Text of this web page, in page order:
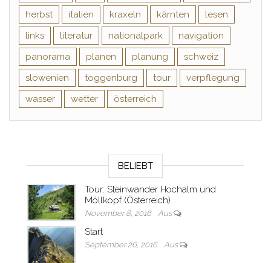
herbst
italien kraxeln kärnten
lesen
links
literatur nationalpark
navigation
panorama
planen planung
schweiz
slowenien
toggenburg tour
verpflegung
wasser
wetter österreich
BELIEBT
Tour: Steinwander Hochalm und
Möllkopf (Österreich)
November 8, 2016 Aus
Start
September 26, 2016 Aus